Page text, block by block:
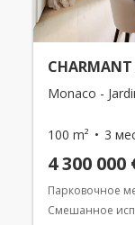
CHARMANT
Monaco -
100 m² 3
4 300 000
Парковочное
Смешанное